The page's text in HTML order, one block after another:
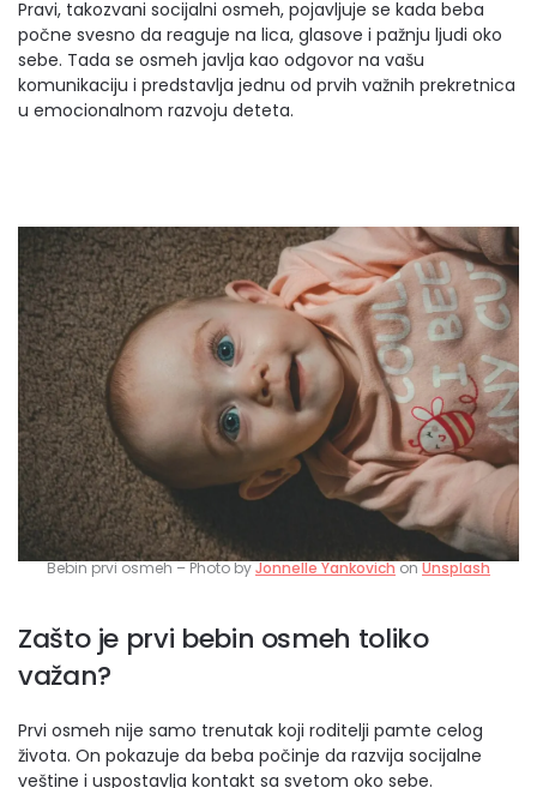
Pravi, takozvani socijalni osmeh, pojavljuje se kada beba
počne svesno da reaguje na lica, glasove i pažnju ljudi oko
sebe. Tada se osmeh javlja kao odgovor na vašu
komunikaciju i predstavlja jednu od prvih važnih prekretnica
u emocionalnom razvoju deteta.
Bebin prvi osmeh – Photo byJonnelle YankovichonUnsplash
Zašto je prvi bebin osmeh toliko
važan?
Prvi osmeh nije samo trenutak koji roditelji pamte celog
života. On pokazuje da beba počinje da razvija socijalne
veštine i uspostavlja kontakt sa svetom oko sebe.